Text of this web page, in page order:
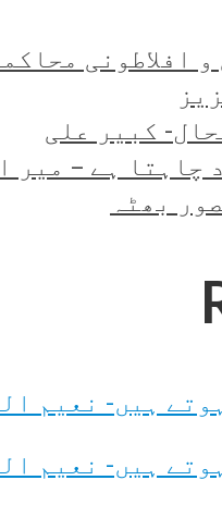
افلاطونی
کبیر علی
چاہتا ہے – میر
بھٹہ
ہیں- نعیم
ہیں- نعیم